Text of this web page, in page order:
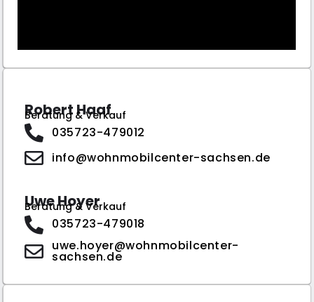
Robert Haaf
Beratung & Verkauf
035723-479012
info@wohnmobilcenter-sachsen.de
Uwe Hoyer
Beratung & Verkauf
035723-479018
uwe.hoyer@wohnmobilcenter-
sachsen.de